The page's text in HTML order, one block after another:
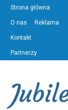
Strona główna
O nas Reklama
Kontakt
Partnerzy